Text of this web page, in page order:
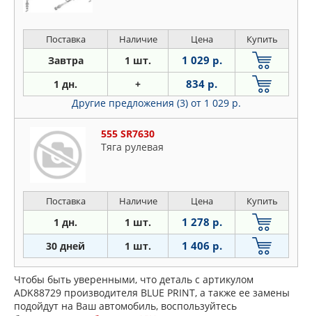
Поставка Наличие Цена Купить
Завтра 1 шт. 1 029 р.
1 дн. + 834 р.
Другие предложения (3) от 1 029 р.
555 SR7630
Тяга рулевая
Поставка Наличие Цена Купить
1 дн. 1 шт. 1 278 р.
30 дней 1 шт. 1 406 р.
Чтобы быть уверенными, что деталь с артикулом
ADK88729 производителя BLUE PRINT, а также ее замены
подойдут на Ваш автомобиль, воспользуйтесь